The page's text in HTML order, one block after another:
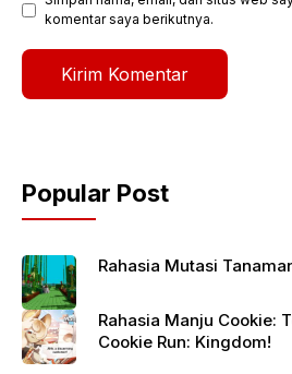
komentar saya berikutnya.
Popular Post
Rahasia Mutasi
Rahasia Manju Cookie: Topping & Biskuit OP di
Cookie Run: Kingdom!